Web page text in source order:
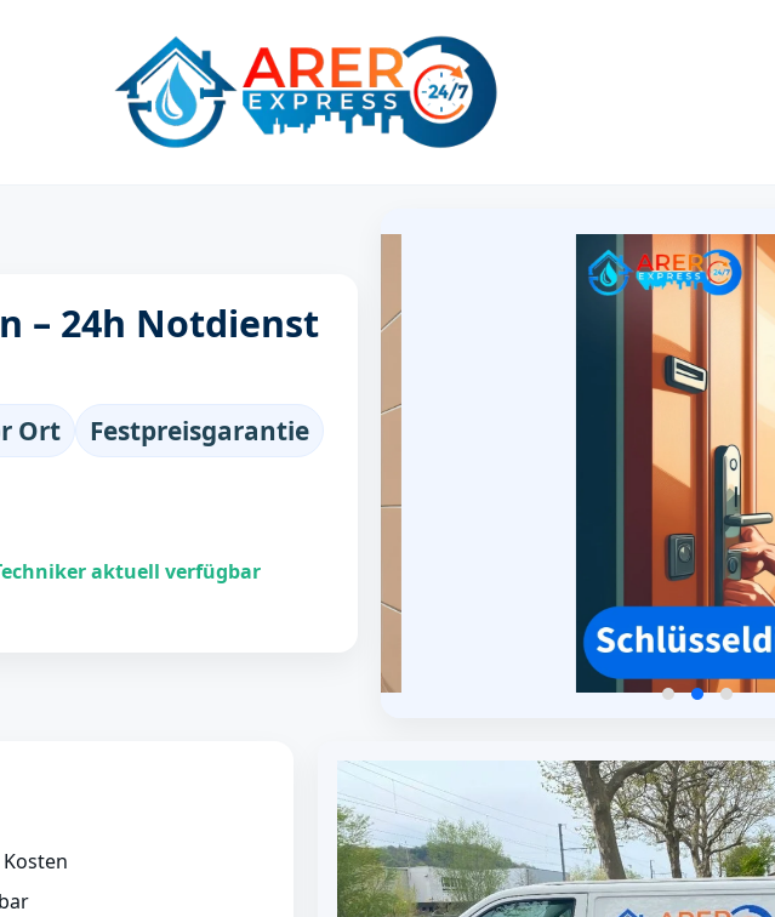
– 24h Notdienst
Ort
Festpreisgarantie
aktuell verfügbar